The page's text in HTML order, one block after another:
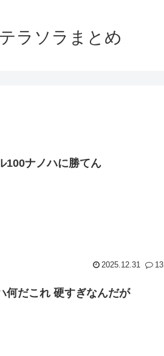
ラソラまとめ
100ナノハに勝てん
2025.12.31 13
何だこれ 硬すぎなんだが